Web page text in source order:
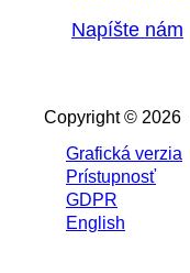
Napíšte nám
Copyright © 2026
Grafická verzia
Prístupnosť
GDPR
English